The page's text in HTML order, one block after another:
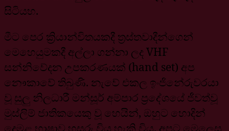
සිටියහ.
මීට පෙර ක්‍රියාන්විතයකදී ත්‍රස්තවාදීන්ගෙන්
මෙහෙයුමකදී අල්ලා ගන්නා ලද VHF
සන්නිවේදන උපකරණයක් (hand set) අප
නෞකාවේ තිබුණි. නැවේ එකල ඉංජිනේරුවරයා
වූ සුලු නිලධාරී මන්සූර් අම්පාර ප්‍රදේශයේ ජීවත්වූ
මුස්ලිම් ජාතිකයෙකු වූ හෙයින්, ඔහුට හොදින්
දෙමළ භාෂාව හසුරු විය හැකි විය. අපට මෙලෙස